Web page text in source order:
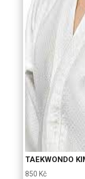
TAEKWONDO
850 Kč